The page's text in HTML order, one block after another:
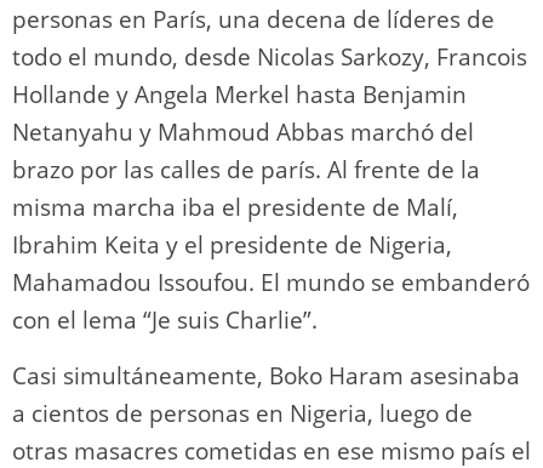
personas en París, una decena de líderes de
todo el mundo, desde Nicolas Sarkozy, Francois
Hollande y Angela Merkel hasta Benjamin
Netanyahu y Mahmoud Abbas marchó del
brazo por las calles de parís. Al frente de la
misma marcha iba el presidente de Malí,
Ibrahim Keita y el presidente de Nigeria,
Mahamadou Issoufou. El mundo se embanderó
con el lema “Je suis Charlie”.
Casi simultáneamente, Boko Haram asesinaba
a cientos de personas en Nigeria, luego de
otras masacres cometidas en ese mismo país el